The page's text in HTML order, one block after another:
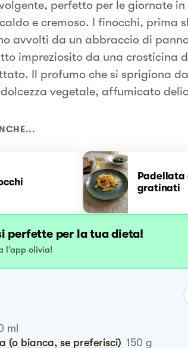
perfetto per le giornate in
e cremoso. I finocchi, prima
avvolti da un abbraccio di
impreziosito da una crosticina
Il profumo che si sprigiona
vegetale, affumicato
Padellata
gratinati
perfette per la tua dieta!
l’app olivia!
ml
(o bianca, se preferisci) 150 g